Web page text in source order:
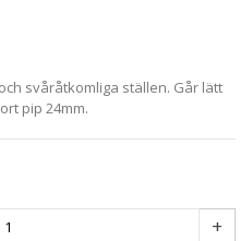
svåråtkomliga ställen. Går lätt
pip 24mm.
+